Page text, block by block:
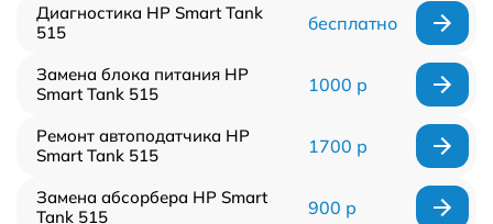
Диагностика HP Smart Tank
515
бесплатно
Замена блока питания HP
Smart Tank 515
1000 р
Ремонт автоподатчика HP
Smart Tank 515
1700 р
Замена абсорбера HP Smart
Tank 515
900 р